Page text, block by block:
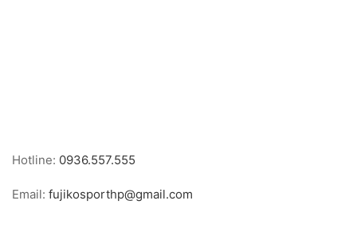
Hotline: 0936.557.555
Email: fujikosporthp@gmail.com